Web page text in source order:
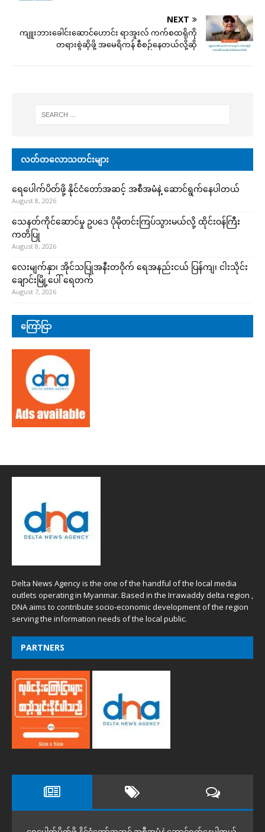
NEXT
ကျူးဘားခေါင်းဆောင်ဟောင်း ရာအူးလ် ကက်စထရိုကို
တရားစွဲဆိုဖို့ အမေရိကန် စီစဉ်နေတယ်လို့ဆို
လတ်တလောသတင်းများ
ရေပေါက်ပိတ်ဖို့ နိုင်ငံတော်အဆင့် အစီအမံနဲ့ ဆောင်ရွက်နေပါတယ်
August 8, 2026
သေနတ်ကိုင်ဆောင်မှု ဥပဒေ ပိုမိုတင်းကြပ်သွားမယ်လို့ ထိုင်းဝန်ကြီး
ကတိပြု
August 8, 2026
လေးမျက်နှာ၊ အိုင်သပြုအနီးတဝိုက် ရေအနည်းငယ် ပြန်ကျ၊ ငါးသိုင်း
ချောင်းမြို့ပေါ် ရေတက်
August 7, 2026
ကြော်ငြာ
Delta News Agency is the one of the handful of the local media
outlets operating in Myanmar. Based in the Irrawaddy delta region ,
DNA aims to contribute socio-economic development of the region
serving the information needs of the local public.
PARTNERS